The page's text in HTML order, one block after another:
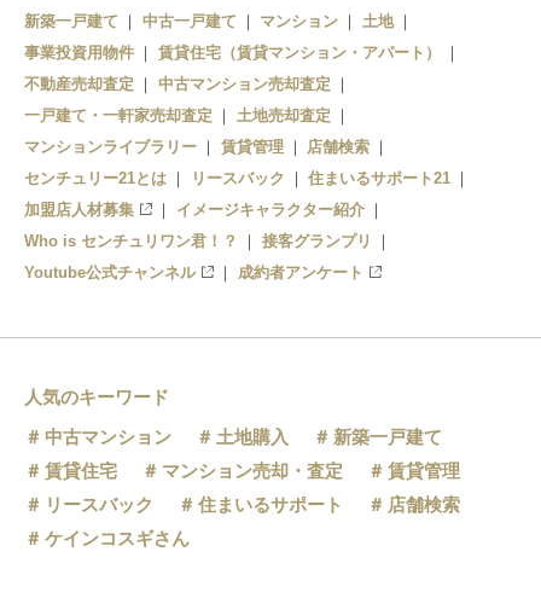
西唐津
新築一戸建て 中古一戸建て マンション
土地
事業投資用物件
賃貸住宅（賃貸マンション・アパート）
不動産売却査定
中古マンション売却査定
一戸建て・一軒家売却査定
土地売却査定
マンションライブラリー
賃貸管理
店舗検索
センチュリー21とは
リースバック
住まいるサポート21
加盟店人材募集
イメージキャラクター紹介
Who is センチュリワン君！？
接客グランプリ
Youtube公式チャンネル
成約者アンケート
人気のキーワード
中古マンション
土地購入
新築一戸建て
賃貸住宅
マンション売却・査定
賃貸管理
リースバック
住まいるサポート
店舗検索
ケインコスギさん